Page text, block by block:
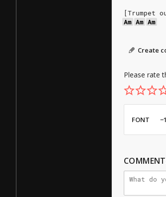
[Trumpet
Am Am Am
Create
Please rate
FONT −1